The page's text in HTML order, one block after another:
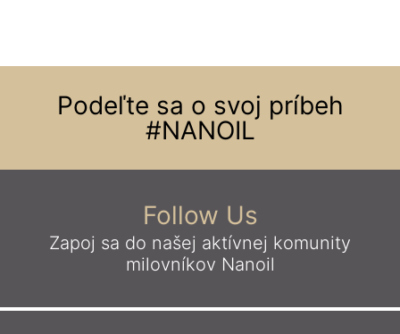
Podeľte sa o svoj príbeh
#NANOIL
Follow Us
Zapoj sa do našej aktívnej komunity
milovníkov Nanoil